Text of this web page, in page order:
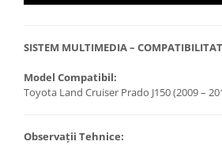
SISTEM MULTIMEDIA –
Model Compatibil:
Toyota Land Cruiser Prado J150 (2009 –
Observații Tehnice: